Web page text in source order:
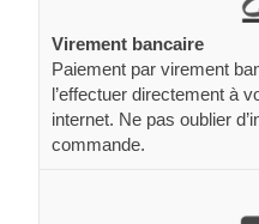
Virement bancaire
Paiement par virement
l’effectuer directement à
internet. Ne pas oublier
commande.